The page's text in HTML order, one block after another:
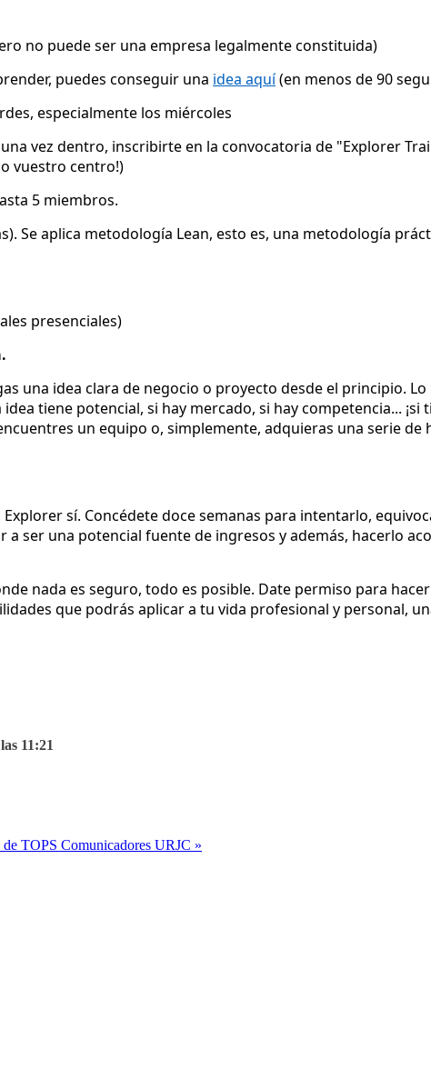
no puede ser una empresa legalmente constituida)
puedes conseguir una idea aquí(en menos de 90
especialmente los miércoles
una vez dentro, inscribirte en la convocatoria de "Explorer
vuestro centro!)
5 miembros.
Se aplica metodología Lean, esto es, una metodología
presenciales)
una idea clara de negocio o proyecto desde el principio.
tiene potencial, si hay mercado, si hay competencia...
un equipo o, simplemente, adquieras una serie
sí. Concédete doce semanas para intentarlo,
ser una potencial fuente de ingresos y además, hacerlo
nada es seguro, todo es posible. Date permiso para
que podrás aplicar a tu vida profesional y personal,
11:21
de TOPS Comunicadores URJC »